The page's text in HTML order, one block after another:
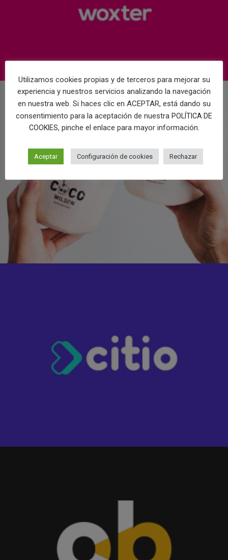
Utilizamos cookies propias y de terceros para mejorar su
experiencia y nuestros servicios analizando la navegación
en nuestra web. Si haces clic en ACEPTAR, está dando su
consentimiento para la aceptación de nuestra POLÍTICA DE
COOKIES, pinche el enlace para mayor información.
Aceptar Configuración de cookies Rechazar